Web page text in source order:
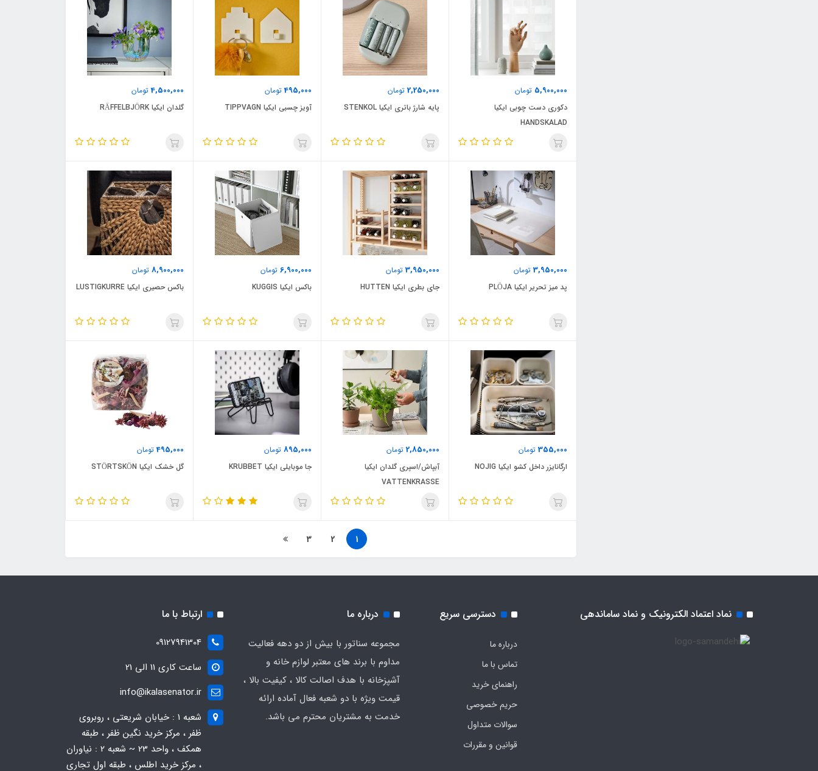
5,900,000 تومان
دکوری دست چوبی ایکیا
HANDSKALAD
2,250,000 تومان
پایه شارژ باتری ایکیا STENKOL
495,000تومان
آویز چسبی ایکیا TIPPVAGN
4,500,000تومان
گلدان ایکیا RÄFFELBJÖRK
3,950,000 تومان
پد میز تحریر ایکیا PLÖJA
3,950,000 تومان
جای بطری ایکیا HUTTEN
6,900,000 تومان
باکس ایکیا KUGGIS
8,900,000 تومان
باکس حصیری ایکیا LUSTIGKURRE
355,000 تومان
ارگانایزر داخل کشو ایکیا NOJIG
2,850,000 تومان
آبپاش/اسپری گلدان ایکیا
VATTENKRASSE
895,000 تومان
جا موبایلی ایکیا KRUBBET
495,000تومان
گل خشک ایکیا STÖRTSKÖN
1
2
3
نماد اعتماد الکترونیک و نماد ساماندهی دسترسی سریع
درباره ما
تماس با ما
راهنمای خرید
حریم خصوصی
سوالات متداول
قوانین و مقررات
درباره ما
مجموعه سناتور با بیش از دو دهه فعالیت
مداوم با برند های معتبر لوازم خانه و
آشپزخانه با هدف اصالت کالا ، کیفیت بالا ،
قیمت ویژه با دو شعبه فعال آماده ارائه
خدمت به مشتریان محترم می باشد.
ارتباط با ما
09127941304
ساعت کاری 11 الی 21
info@ikalasenator.ir
شعبه 1 : خیابان شریعتی ، روبروی
ظفر ، مرکز خرید نگین ظفر ، طبقه
همکف ، واحد 23 ~ شعبه 2 : نیاوران
، مرکز خرید اطلس ، طبقه اول تجاری